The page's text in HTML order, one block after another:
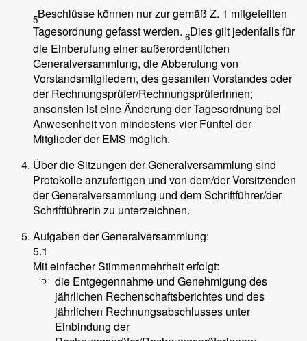
5Beschlüsse können nur zur gemäß Z. 1 mitgeteilten
Tagesordnung gefasst werden. 6Dies gilt jedenfalls für
die Einberufung einer außerordentlichen
Generalversammlung, die Abberufung von
Vorstandsmitgliedern, des gesamten Vorstandes oder
der Rechnungsprüfer/Rechnungsprüferinnen;
ansonsten ist eine Änderung der Tagesordnung bei
Anwesenheit von mindestens vier Fünftel der
Mitglieder der EMS möglich.
Über die Sitzungen der Generalversammlung sind
Protokolle anzufertigen und von dem/der Vorsitzenden
der Generalversammlung und dem Schriftführer/der
Schriftführerin zu unterzeichnen.
Aufgaben der Generalversammlung:
5.1
Mit einfacher Stimmenmehrheit erfolgt:
die Entgegennahme und Genehmigung des
jährlichen Rechenschaftsberichtes und des
jährlichen Rechnungsabschlusses unter
Einbindung der